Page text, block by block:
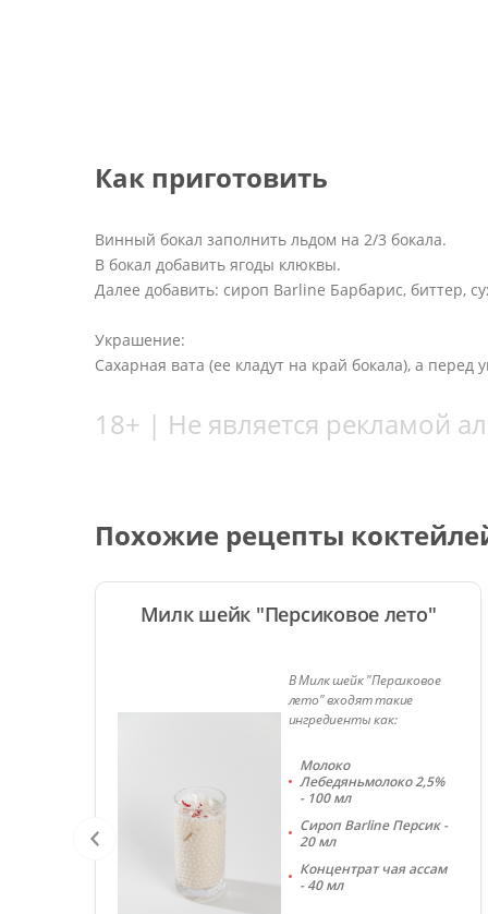
Как приготовить
Винный бокал заполнить льдом на 2/3 бокала.
В бокал добавить ягоды клюквы.
Далее добавить: сироп Barline Барбарис, биттер,
Украшение:
Сахарная вата (ее кладут на край бокала), а перед
18+ | Не является рекламой
Похожие рецепты
Милк шейк "Персиковое лето"
В Милк шейк "Персиковое
лето" входят такие
ингредиенты как:
Молоко
Лебедяньмолоко 2,5%
- 100 мл
Сироп Barline Персик -
20 мл
Концентрат чая ассам
- 40 мл